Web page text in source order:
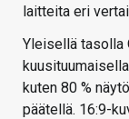
laitteita eri
Yleisellä tasolla
kuten 80 %
päätellä. 16:9-